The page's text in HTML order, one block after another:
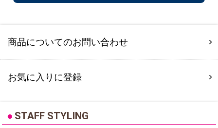
商品についてのお問い合わせ
お気に入りに登録
● STAFF STYLING